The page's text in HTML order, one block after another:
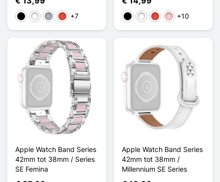
ZwartWit GrijsRood+7 ZwartWit RoodRoze+10
Apple Watch Band Series
42mm tot 38mm / Series
SE Femina
Apple Watch Band Series
42mm tot 38mm /
Millennium SE Series